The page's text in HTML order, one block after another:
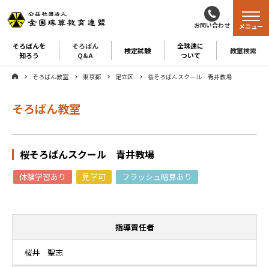
お問い合わせ
そろばんを
知ろう
そろばん
Q&A
検定試験
全珠連に
ついて
教室検索
メニュー
そろばん教室 東京都 足立区 桜そろばんスクール 青井教場
そろばん教室
桜そろばんスクール 青井教場
体験学習あり 見学可 フラッシュ暗算あり
指導責任者
桜井 聖志